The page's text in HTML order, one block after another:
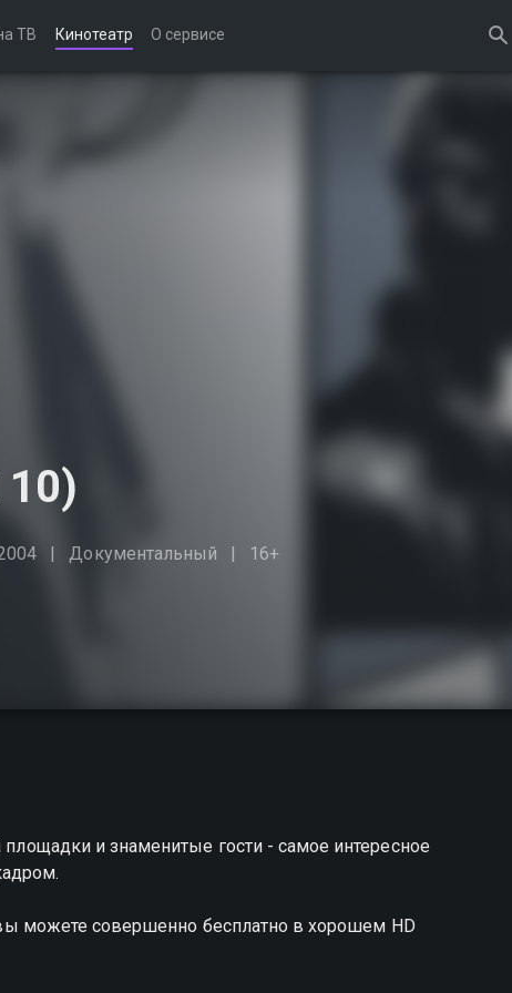
ТВ Кинотеатр О сервисе
10)
Документальный 16+
и знаменитые гости - самое интересное
можете совершенно бесплатно в хорошем HD